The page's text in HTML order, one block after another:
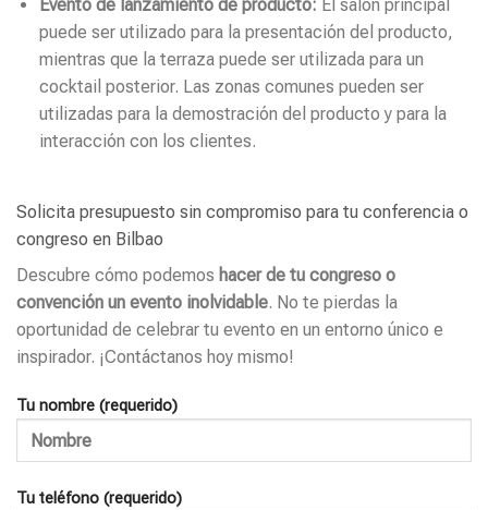
Evento de lanzamiento de producto: El salón principal
puede ser utilizado para la presentación del producto,
mientras que la terraza puede ser utilizada para un
cocktail posterior. Las zonas comunes pueden ser
utilizadas para la demostración del producto y para la
interacción con los clientes.
Solicita presupuesto sin compromiso para tu conferencia o
congreso en Bilbao
Descubre cómo podemos hacer de tu congreso o
convención un evento inolvidable. No te pierdas la
oportunidad de celebrar tu evento en un entorno único e
inspirador. ¡Contáctanos hoy mismo!
Tu nombre (requerido)
Tu teléfono (requerido)